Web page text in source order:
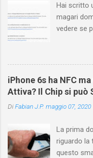
Hai scritto
magari
vedere se
nessuna
YouTube "
farlo sia
oppure
usando
trovare i
voluto un
questa
iPhone 6s ha NFC
Attiva? Il Chip si può
DiFabian J.P. maggio 07, 2020
La prima
riguardo la
questo